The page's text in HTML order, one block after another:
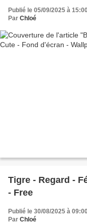
Publié le 05/09/2025 à
Par Chloé
Tigre - Regard -
- Free
Publié le 30/08/2025 à
Par Chloé